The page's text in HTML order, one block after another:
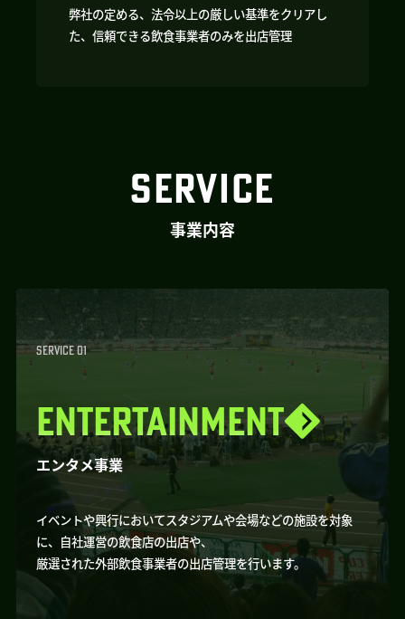
弊社の定める、法令以上の厳しい基準をクリアし
た、信頼できる飲食事業者のみを出店管理
SERVICE
事業内容
SERVICE 01
ENTERTAINMENT
エンタメ事業
イベントや興行においてスタジアムや会場などの施設を対象
に、自社運営の飲食店の出店や、
厳選された外部飲食事業者の出店管理を行います。